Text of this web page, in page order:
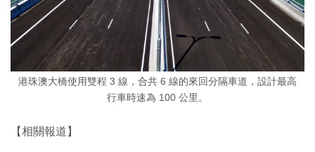
港珠澳大橋使用雙程 3 線，合共 6 線的來回分隔車道，設計最高
行車時速為 100 公里。
【相關報道】